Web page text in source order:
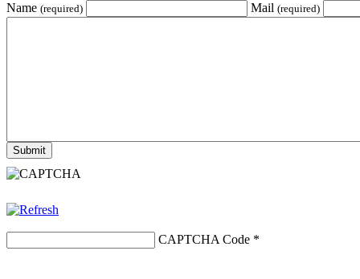
Name (required) Mail (required)
CAPTCHA Code *